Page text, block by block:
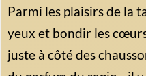
Parmi les plaisirs de la
yeux et bondir les
juste à côté des